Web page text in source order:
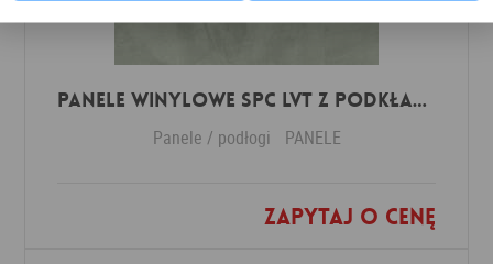
Panele winylowe SPC LVT z podkładem Soft Sage Klasa 33 6 mm
Panele / podłogi PANELE
Zapytaj o cenę
Dodaj do ulubionych